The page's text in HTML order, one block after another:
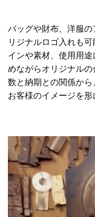
バッグや財布、洋服
リジナルロゴ入れも
インや素材、使用用
めながらオリジナル
数と納期との関係から
お客様のイメージを形